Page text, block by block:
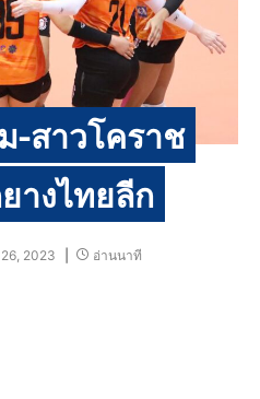
-สาวโคราช
างไทยลีก
2023 อ่านนาที